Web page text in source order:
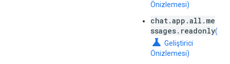
Önizlemesi)
chat.app.all.me
ssages.readonly(
science Geliştirici
Önizlemesi)